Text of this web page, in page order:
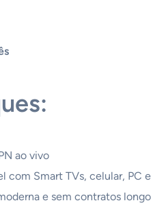
ao vivo
com Smart TVs, celular, PC
e sem contratos